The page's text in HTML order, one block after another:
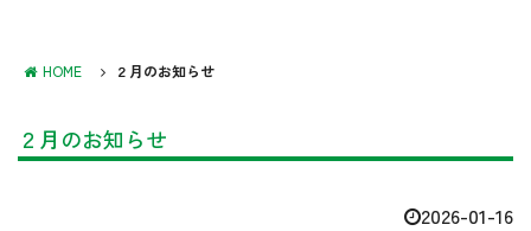
HOME ２月のお知らせ
２月のお知らせ
2026-01-16